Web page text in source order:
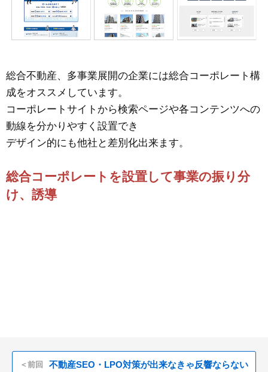
総合不動産、多事業展開の企業には総合コーポレート構
成をオススメしています。
コーポレートサイトから検索ページや各コンテンツへの
動線を分かりやすく設置でき
デザイン的にも他社と差別化出来ます。
総合コーポレートを設置して事業の振り分
け、誘導
＜前回 不動産SEO・LPO対策が出来なきゃ反響ならない